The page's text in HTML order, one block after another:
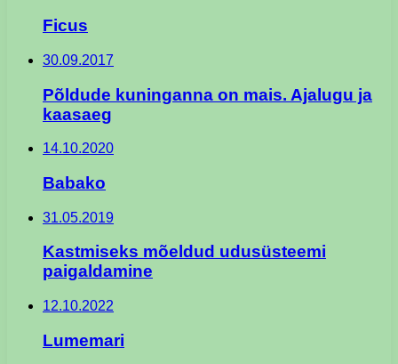
Ficus
30.09.2017
Põldude kuninganna on mais. Ajalugu ja
kaasaeg
14.10.2020
Babako
31.05.2019
Kastmiseks mõeldud udusüsteemi
paigaldamine
12.10.2022
Lumemari